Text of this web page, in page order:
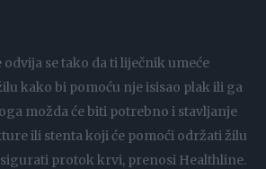
se tako da ti liječnik umeće
kako bi pomoću nje isisao plak ili ga
možda će biti potrebno i stavljanje
ili stenta koji će pomoći održati žilu
protok krvi, prenosi Healthline.